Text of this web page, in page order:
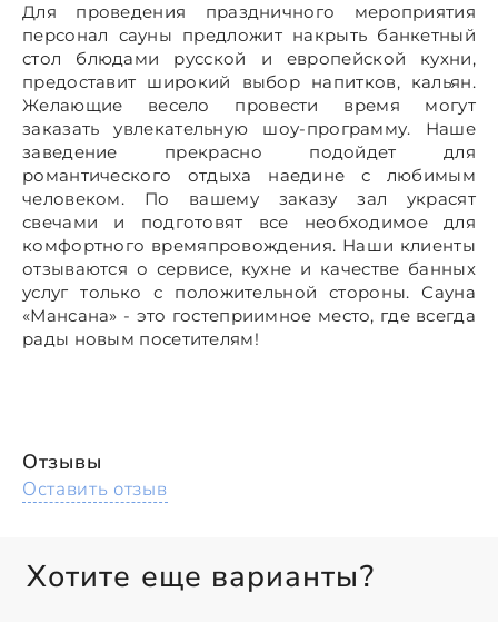
Для проведения праздничного мероприятия
персонал сауны предложит накрыть банкетный
стол блюдами русской и европейской кухни,
предоставит широкий выбор напитков, кальян.
Желающие весело провести время могут
заказать увлекательную шоу-программу. Наше
заведение прекрасно подойдет для
романтического отдыха наедине с любимым
человеком. По вашему заказу зал украсят
свечами и подготовят все необходимое для
комфортного времяпровождения. Наши клиенты
отзываются о сервисе, кухне и качестве банных
услуг только с положительной стороны. Сауна
«Мансана» - это гостеприимное место, где всегда
рады новым посетителям!
Отзывы
Оставить отзыв
Хотите еще варианты?